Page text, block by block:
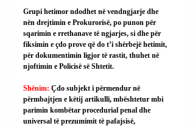
Grupi hetimor ndodhet në vendngjarje dhe
nën drejtimin e Prokurorisë, po punon për
sqarimin e rrethanave të ngjarjes, si dhe për
fiksimin e çdo prove që do t’i shërbejë hetimit,
për dokumentimin ligjor të rastit, thuhet në
njoftimin e Policisë së Shtetit.
Shënim: Çdo subjekt i përmendur në
përmbajtjen e këtij artikulli, mbështetur mbi
parimin kombëtar procedurial penal dhe
universal të prezumimit të pafajsisë,